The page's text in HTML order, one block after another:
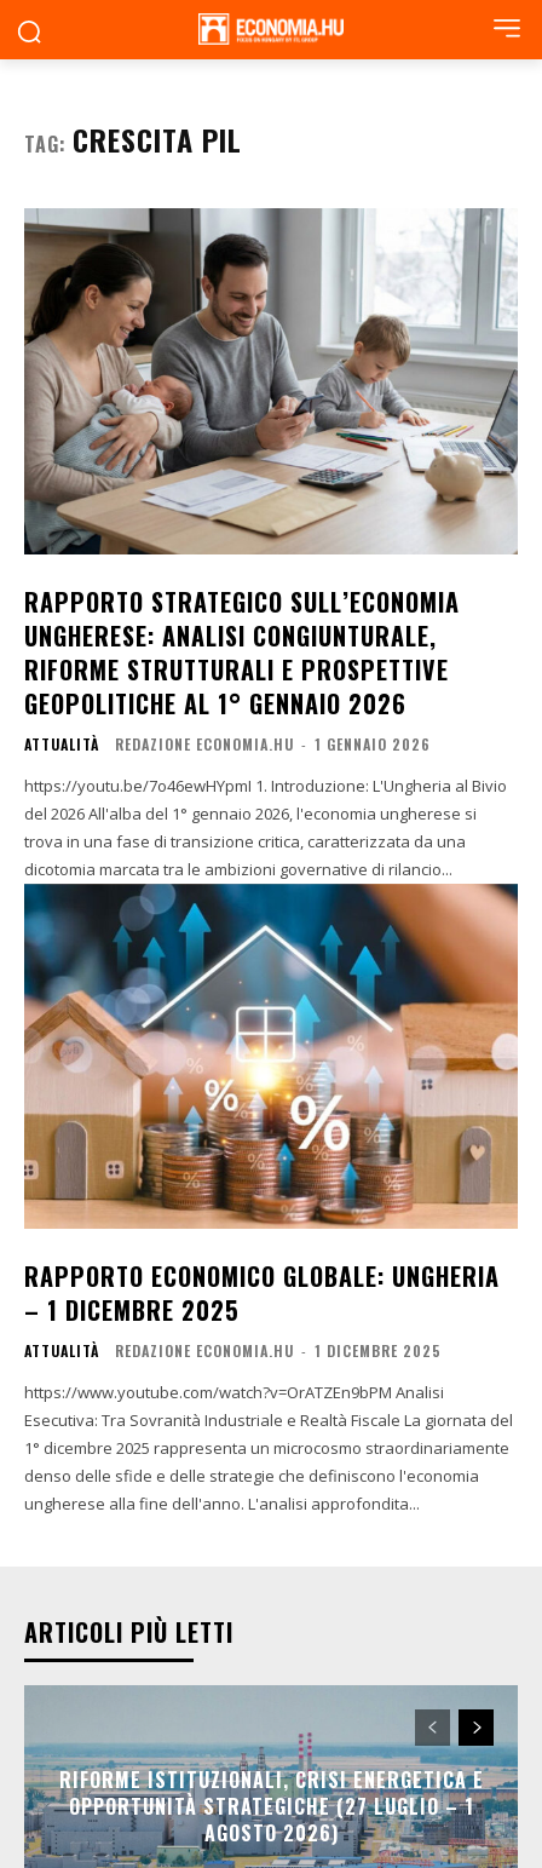
TAG: CRESCITA PIL
RAPPORTO STRATEGICO SULL’ECONOMIA
UNGHERESE: ANALISI CONGIUNTURALE,
RIFORME STRUTTURALI E PROSPETTIVE
GEOPOLITICHE AL 1° GENNAIO 2026
ATTUALITÀ REDAZIONE ECONOMIA.HU - 1 GENNAIO 2026
https://youtu.be/7o46ewHYpmI 1. Introduzione: L'Ungheria al Bivio
del 2026 All'alba del 1° gennaio 2026, l'economia ungherese si
trova in una fase di transizione critica, caratterizzata da una
dicotomia marcata tra le ambizioni governative di rilancio...
RAPPORTO ECONOMICO GLOBALE: UNGHERIA
– 1 DICEMBRE 2025
ATTUALITÀ REDAZIONE ECONOMIA.HU - 1 DICEMBRE 2025
https://www.youtube.com/watch?v=OrATZEn9bPM Analisi
Esecutiva: Tra Sovranità Industriale e Realtà Fiscale La giornata del
1° dicembre 2025 rappresenta un microcosmo straordinariamente
denso delle sfide e delle strategie che definiscono l'economia
ungherese alla fine dell'anno. L'analisi approfondita...
ARTICOLI PIÙ LETTI
RIFORME ISTITUZIONALI, CRISI ENERGETICA E
OPPORTUNITÀ STRATEGICHE (27 LUGLIO – 1
AGOSTO 2026)